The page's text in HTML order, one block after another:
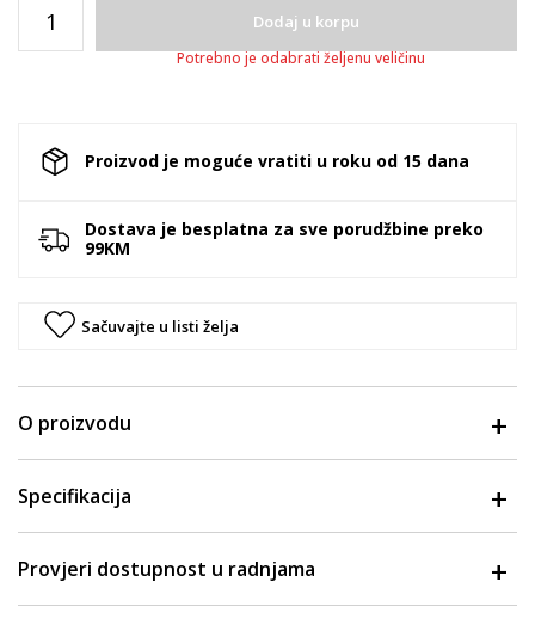
Dodaj u korpu
Potrebno je odabrati željenu veličinu
Proizvod je moguće vratiti u roku od 15 dana
Dostava je besplatna za sve porudžbine preko
99KM
Sačuvajte u listi želja
O proizvodu
Specifikacija
Provjeri dostupnost u radnjama